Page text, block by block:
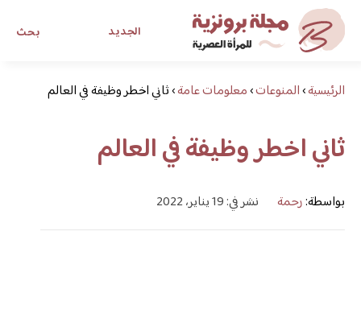
بحث الجديد
مجلة برونزية للفتاة العصرية
ابحث عن أي موضوع يهمك
الرئيسية›المنوعات›معلومات عامة›ثاني اخطر وظيفة في العالم
ثاني اخطر وظيفة في العالم
بواسطة:رحمة نشر في: 19 يناير، 2022